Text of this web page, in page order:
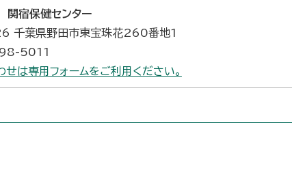
関宿保健センター
葉県野田市東宝珠花260番地1
5011
せは専用フォームをご利用ください。